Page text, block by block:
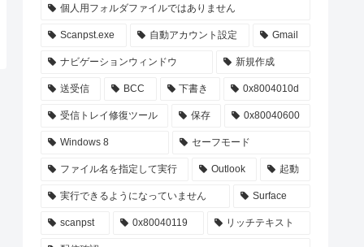
個人用フォルダファイルではありません
Scanpst.exe 自動アカウント設定 Gmail
ナビゲーションウィンドウ 新規作成
送受信 BCC 下書き 0x8004010d
受信トレイ修復ツール 保存 0x80040600
Windows 8 セーフモード
ファイル名を指定して実行 Outlook 起動
実行できるようになっていません Surface
scanpst 0x80040119 リッチテキスト